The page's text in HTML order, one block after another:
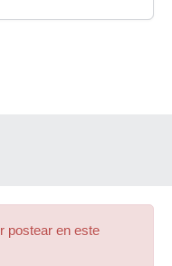
postear en este